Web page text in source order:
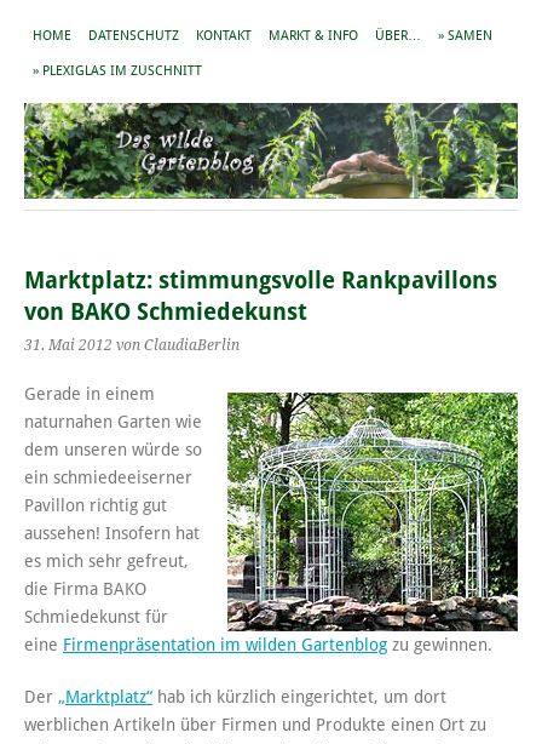
HOME DATENSCHUTZ KONTAKT MARKT & INFO ÜBER… » SAMEN
» PLEXIGLAS IM ZUSCHNITT
Marktplatz: stimmungsvolle Rankpavillons
von BAKO Schmiedekunst
31. Mai 2012 von ClaudiaBerlin
Gerade in einem
naturnahen Garten wie
dem unseren würde so
ein schmiedeeiserner
Pavillon richtig gut
aussehen! Insofern hat
es mich sehr gefreut,
die Firma BAKO
Schmiedekunst für
eine Firmenpräsentation im wilden Gartenblog zu gewinnen.
Der „Marktplatz“ hab ich kürzlich eingerichtet, um dort
werblichen Artikeln über Firmen und Produkte einen Ort zu